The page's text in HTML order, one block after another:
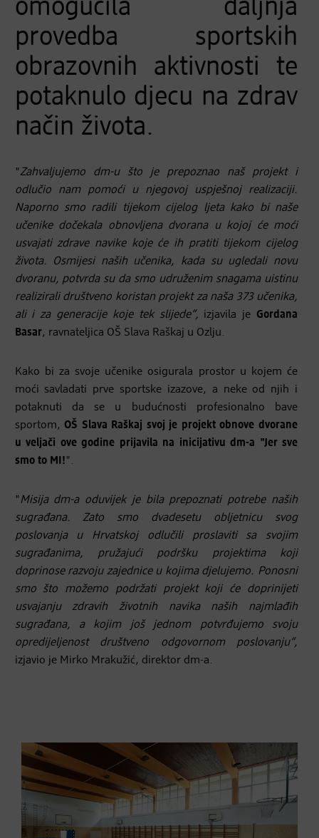
omogućila daljnja
provedba sportskih
obrazovnih aktivnosti te
potaknulo djecu na zdrav
način života.
"Zahvaljujemo dm-u što je prepoznao naš projekt i
odlučio nam pomoći u njegovoj uspješnoj realizaciji.
Naporno smo radili tijekom cijelog ljeta kako bi naše
učenike dočekala obnovljena dvorana u kojoj će moći
usvajati zdrave navike koje će ih pratiti tijekom cijelog
života. Osmijesi naših učenika, kada su ugledali novu
dvoranu, potvrda su da smo udruženim snagama uistinu
realizirali društveno koristan projekt za naša 373 učenika,
ali i za generacije koje tek slijede“, izjavila je Gordana
Basar, ravnateljica OŠ Slava Raškaj u Ozlju.
Kako bi za svoje učenike osigurala prostor u kojem će
moći savladati prve sportske izazove, a neke od njih i
potaknuti da se u budućnosti profesionalno bave
sportom, OŠ Slava Raškaj svoj je projekt obnove dvorane
u veljači ove godine prijavila na inicijativu dm-a "Jer sve
smo to MI!".
"Misija dm-a oduvijek je bila prepoznati potrebe naših
sugrađana.
Zato smo dvadesetu obljetnicu svog
poslovanja u Hrvatskoj odlučili proslaviti sa svojim
sugrađanima, pružajući podršku projektima koji
doprinose razvoju zajednice u kojima djelujemo. Ponosni
smo što možemo podržati projekt koji će doprinijeti
usvajanju zdravih životnih navika naših najmlađih
sugrađana, a kojim još jednom potvrđujemo svoju
opredijeljenost društveno odgovornom poslovanju“,
izjavio je Mirko Mrakužić, direktor dm-a.